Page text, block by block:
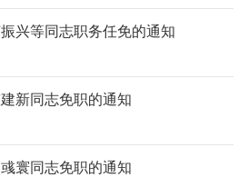
兴等同志职务任免的通知
新同志免职的通知
寰同志免职的通知